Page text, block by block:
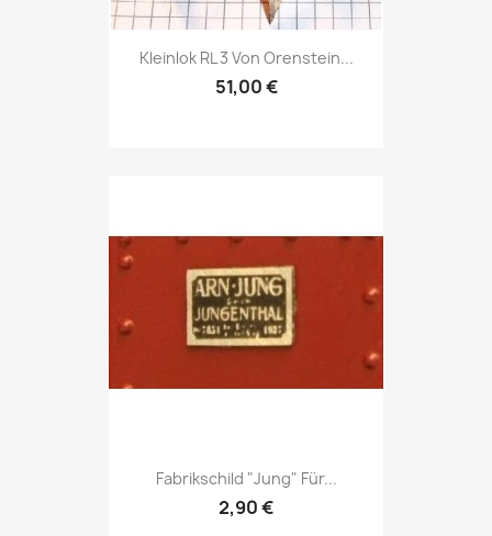
Kleinlok RL 3 Von Orenstein...
51,00 €
Fabrikschild "Jung" Für...
2,90 €